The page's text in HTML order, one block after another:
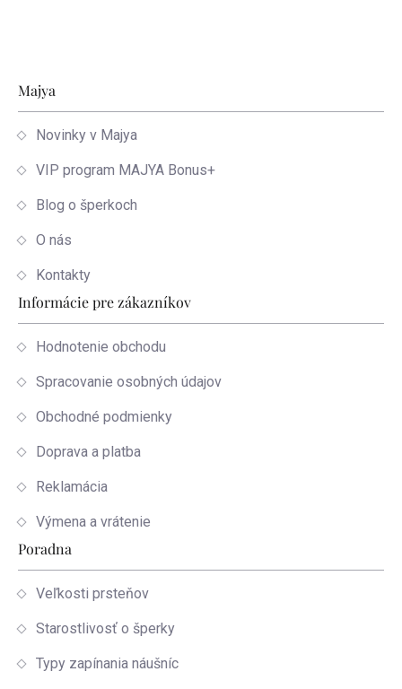
Zápätie
Majya
Novinky v Majya
VIP program MAJYA Bonus+
Blog o šperkoch
O nás
Kontakty
Informácie pre zákazníkov
Hodnotenie obchodu
Spracovanie osobných údajov
Obchodné podmienky
Doprava a platba
Reklamácia
Výmena a vrátenie
Poradna
Veľkosti prsteňov
Starostlivosť o šperky
Typy zapínania náušníc